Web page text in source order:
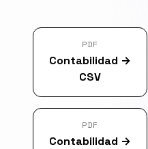
PDF
Contabilidad →
CSV
PDF
Contabilidad →